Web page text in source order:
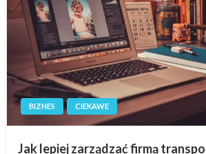
BIZNES CIEKAWE
Jak lepiej zarządzać firmą